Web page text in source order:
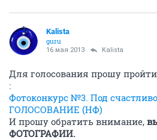
Kalista
guru
16 мая 2013 Kalista
Для голосования прошу
:
Фотоконкурс №3. Под
ГОЛОСОВАНИЕ (НФ)
И прошу обратить внимание,
ФОТОГРАФИИ.